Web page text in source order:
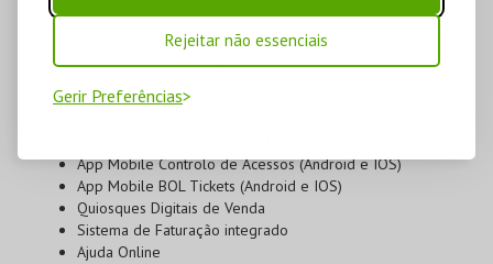
Rejeitar não essenciais
Gerir Preferências
Classificações Desportivas
Acreditação e Check-In
Eventos com bilhetes digitais ocultos (anti-revenda)
App Mobile Controlo de Acessos (Android e IOS)
App Mobile BOL Tickets (Android e IOS)
Quiosques Digitais de Venda
Sistema de Faturação integrado
Ajuda Online